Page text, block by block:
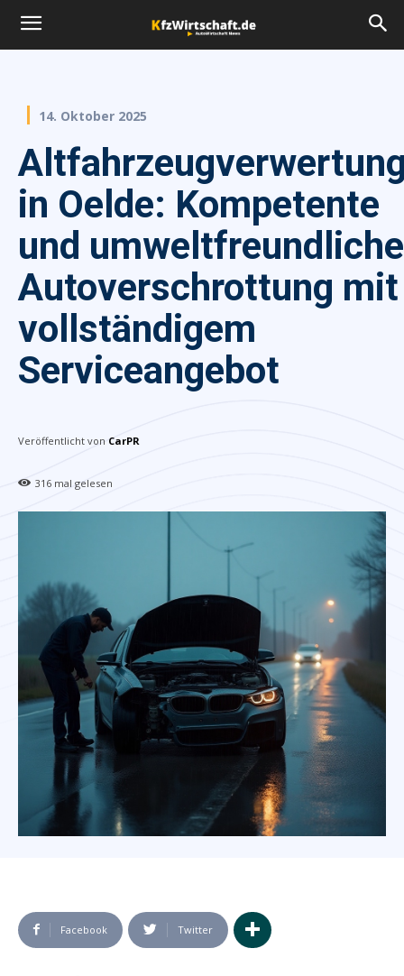
14. Oktober 2025
in Oelde: Kompetente
und umweltfreundliche
Autoverschrottung mit
vollständigem
Serviceangebot
Veröffentlicht von CarPR
316 mal gelesen
Facebook Twitter